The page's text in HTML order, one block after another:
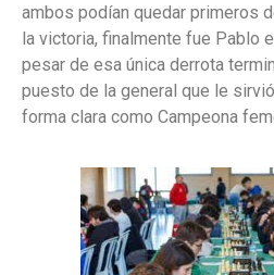
ambos podían quedar primeros
la victoria, finalmente fue Pablo
pesar de esa única derrota
puesto de la general que le
forma clara como Campeona